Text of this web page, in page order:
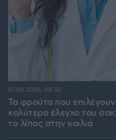
Τα φρούτα που επιλέγουν
καλύτερο έλεγχο του
το λίπος στην κοιλιά
07.08.2026, 08:32